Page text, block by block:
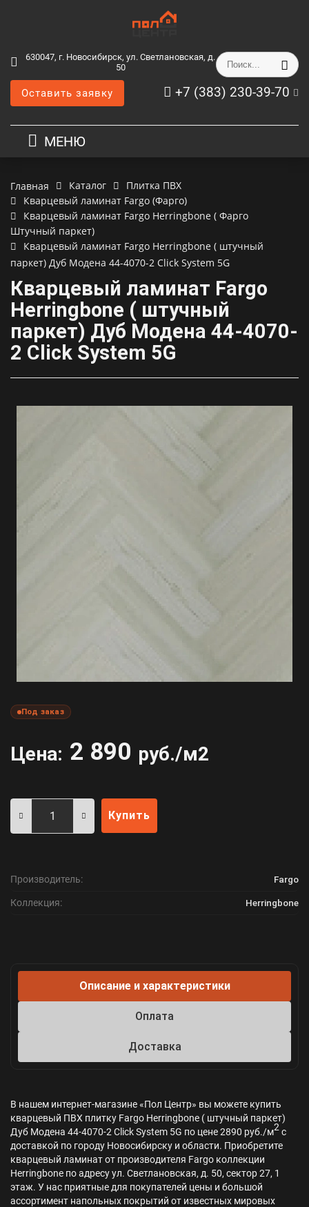
630047, г. Новосибирск, ул. Светлановская, д.
50
+7 (383) 230-39-70
Оставить заявку
МЕНЮ
Главная Каталог
Плитка ПВХ
Кварцевый ламинат Fargo (Фарго)
Кварцевый ламинат Fargo Herringbone ( Фарго
Штучный паркет)
Кварцевый ламинат Fargo Herringbone ( штучный
паркет) Дуб Модена 44-4070-2 Click System 5G
Кварцевый ламинат Fargo
Herringbone ( штучный
паркет) Дуб Модена 44-4070-
2 Click System 5G
Под заказ
Цена: 2 890 руб./м2
Купить
Производитель: Fargo
Коллекция: Herringbone
Описание и характеристики
Оплата
Доставка
В нашем интернет-магазине «Пол Центр» вы можете купить
кварцевый ПВХ плитку Fargo Herringbone ( штучный паркет)
Дуб Модена 44-4070-2 Click System 5G по цене 2890 руб./м2с
доставкой по городу Новосибирску и области. Приобретите
кварцевый ламинат от производителя Fargo коллекции
Herringbone по адресу ул. Светлановская, д. 50, сектор 27, 1
этаж. У нас приятные для покупателей цены и большой
ассортимент напольных покрытий от известных мировых